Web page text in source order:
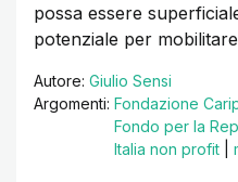
possa essere
potenziale per
Autore: Giulio Sensi
Argomenti: Fondazione
Fondo per la
Italia non profit